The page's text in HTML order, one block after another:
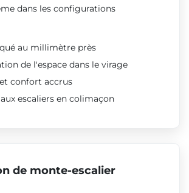
dans les configurations
au millimètre près
de l'espace dans le virage
confort accrus
escaliers en colimaçon
de monte-escalier